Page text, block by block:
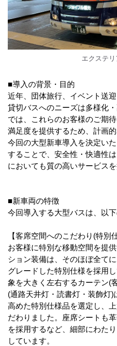
エクステ
■導入の背景・目的
近年、団体旅行、イベント送
貸切バスへのニーズは多様化
では、これらのお客様のご期
満足度を提供するため、計画
今回の大型新車導入を決定い
することで、安全性・快適性
においても質の高いサービス
■新車両の特徴
今回導入する大型バスは、以
【客席空間へのこだわり(特別
お客様に特別な移動空間を提
ション装備は、そのほぼ全て
グレードした特別仕様を採用
象を大きく左右するカーテン(
(通路天井灯・読書灯・装飾灯
高めた特別仕様品を選定し、
だわりました。座席シートも
を採用するなど、細部にわた
しています。